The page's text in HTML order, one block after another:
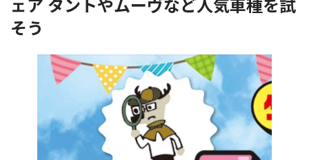
ェア タントやムーヴなど人気車種を試
そう